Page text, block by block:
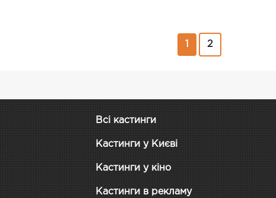
2
Всі кастинги
Кастинги у Києві
Кастинги у кіно
Кастинги в рекламу